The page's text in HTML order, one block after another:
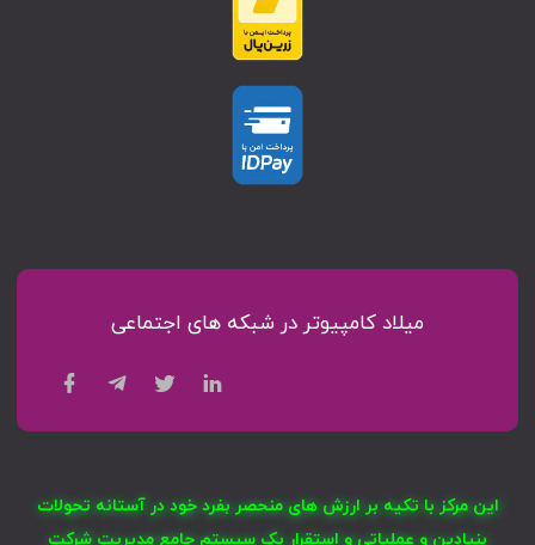
میلاد کامپیوتر در شبکه های اجتماعی
این مرکز با تکیه بر ارزش های منحصر بفرد خود در آستانه تحولات
بنیادین و عملیاتی و استقرار یک سیستم جامع مدیریت شرکت